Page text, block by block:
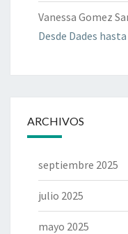
Vanessa Gomez
Desde Dades
ARCHIVOS
septiembre 2025
julio 2025
mayo 2025